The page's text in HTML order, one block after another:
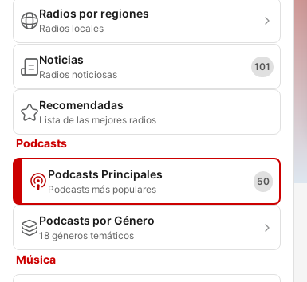
Radios por regiones
Radios locales
Noticias
Radios noticiosas
101
Recomendadas
Lista de las mejores radios
Podcasts
Podcasts Principales
Podcasts más populares
50
Podcasts por Género
18 géneros temáticos
Música